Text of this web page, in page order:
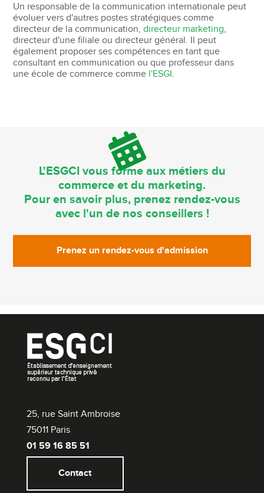
Un responsable de la communication internationale peut
évoluer vers d'autres postes stratégiques comme
directeur de la communication,directeur marketing,
directeur d'une filiale ou directeur général. Il peut
également proposer ses compétences en tant que
consultant en communication ou que professeur dans
une école de commerce comme l'ESGI.
L'ESGCI vous forme aux métiers du
commerce et du marketing.
Pour en savoir plus, prenez rendez-vous
avec l'un de nos conseillers !
Prenez un rendez-vous d'admission
25, rue Saint Ambroise
75011 Paris
01 59 16 85 51
Contact